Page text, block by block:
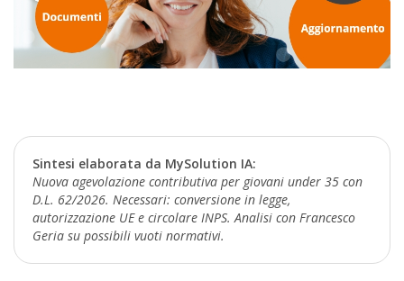
Sintesi elaborata da MySolution IA:
Nuova agevolazione contributiva per giovani under 35 con
D.L. 62/2026. Necessari: conversione in legge,
autorizzazione UE e circolare INPS. Analisi con Francesco
Geria su possibili vuoti normativi.